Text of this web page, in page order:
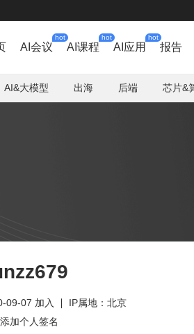
AI会议
hot
AI课程
hot
AI应用
hot
报告
AI&大模型 出海 后端 芯片&
09-07 加入
IP属地：北京
加个人签名